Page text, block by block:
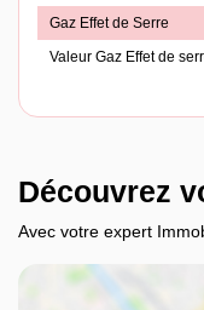
Gaz Effet de Serre
Valeur Gaz Effet de
Découvrez
Avec votre expert